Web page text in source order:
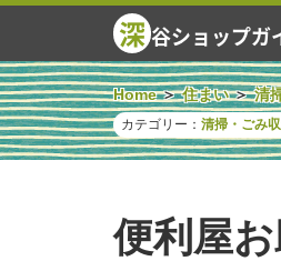
深 谷ショップガ
Home 住まい 清
カテゴリー： 清掃・ごみ
便利屋